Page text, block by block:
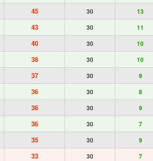
45 30 13
43 30 11
40 30 10
38 30 10
37 30 9
36 30 8
36 30 9
36 30 7
35 30 9
33 30 7